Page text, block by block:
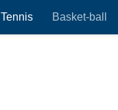
Tennis Basket-ball